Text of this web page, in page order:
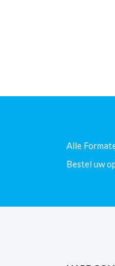
Alle
Bestel uw